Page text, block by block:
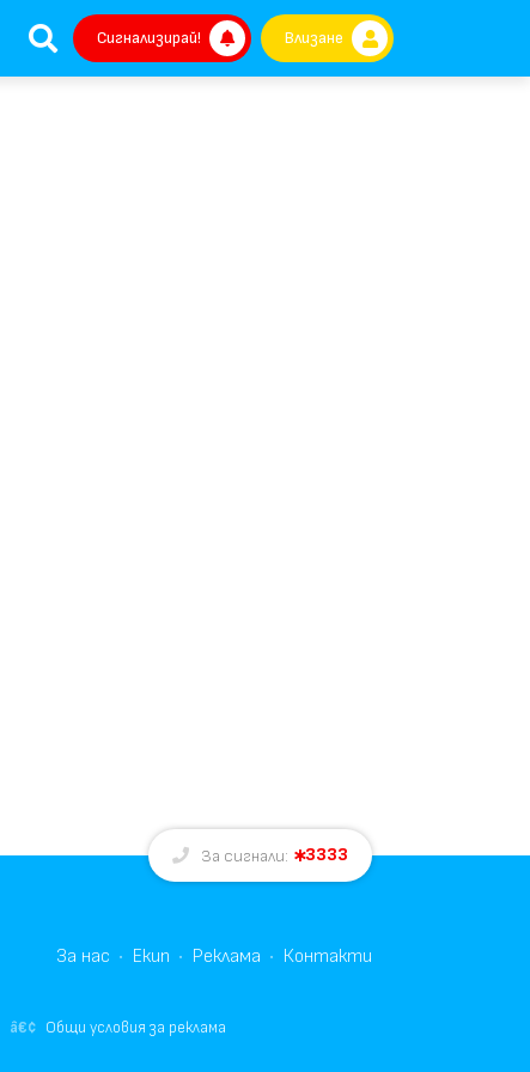
Сигнализирай! Влизане
За сигнали: 3333
За нас Екип Реклама Контакти
Общи условия за реклама